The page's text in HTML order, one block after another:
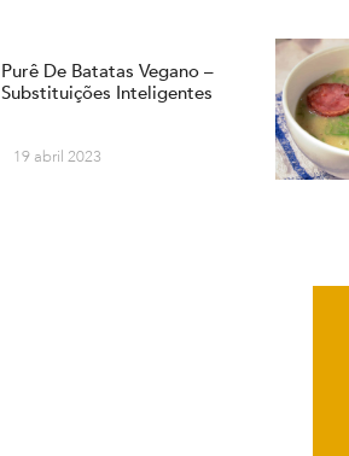
Purê De Batatas Vegano –
Substituições Inteligentes
19 abril 2023